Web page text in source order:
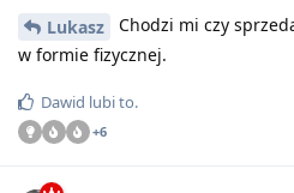
Lukasz
Chodzi mi czy
w formie fizycznej.
Dawid lubi to.
+6